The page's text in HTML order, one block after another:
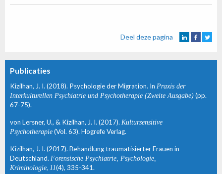
Deel deze pagina
Publicaties
Kizilhan, J. I. (2018). Psychologie der Migration. In Praxis der
Interkulturellen Psychiatrie und Psychotherapie (Zweite Ausgabe)(pp.
67-75).
von Lersner, U., & Kizilhan, J. I. (2017).Kultursensitive
Psychotherapie(Vol. 63). Hogrefe Verlag.
Kizilhan, J. I. (2017). Behandlung traumatisierter Frauen in
Deutschland.Forensische Psychiatrie, Psychologie,
Kriminologie, 11(4), 335-341.